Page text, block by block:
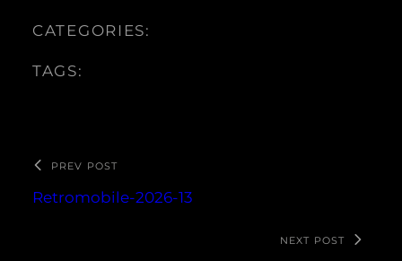
CATEGORIES:
TAGS:
PREV POST
Retromobile-2026-13
NEXT POST